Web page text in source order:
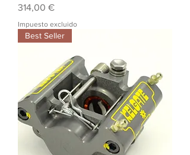
Precio
314,00 €
Impuesto excluido
Best Seller